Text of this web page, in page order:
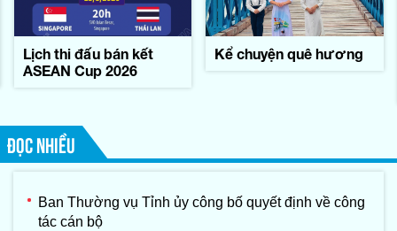
Lịch thi đấu bán kết
ASEAN Cup 2026
Kể chuyện quê hương
ĐỌC NHIỀU
Ban Thường vụ Tỉnh ủy công bố quyết định về công
tác cán bộ